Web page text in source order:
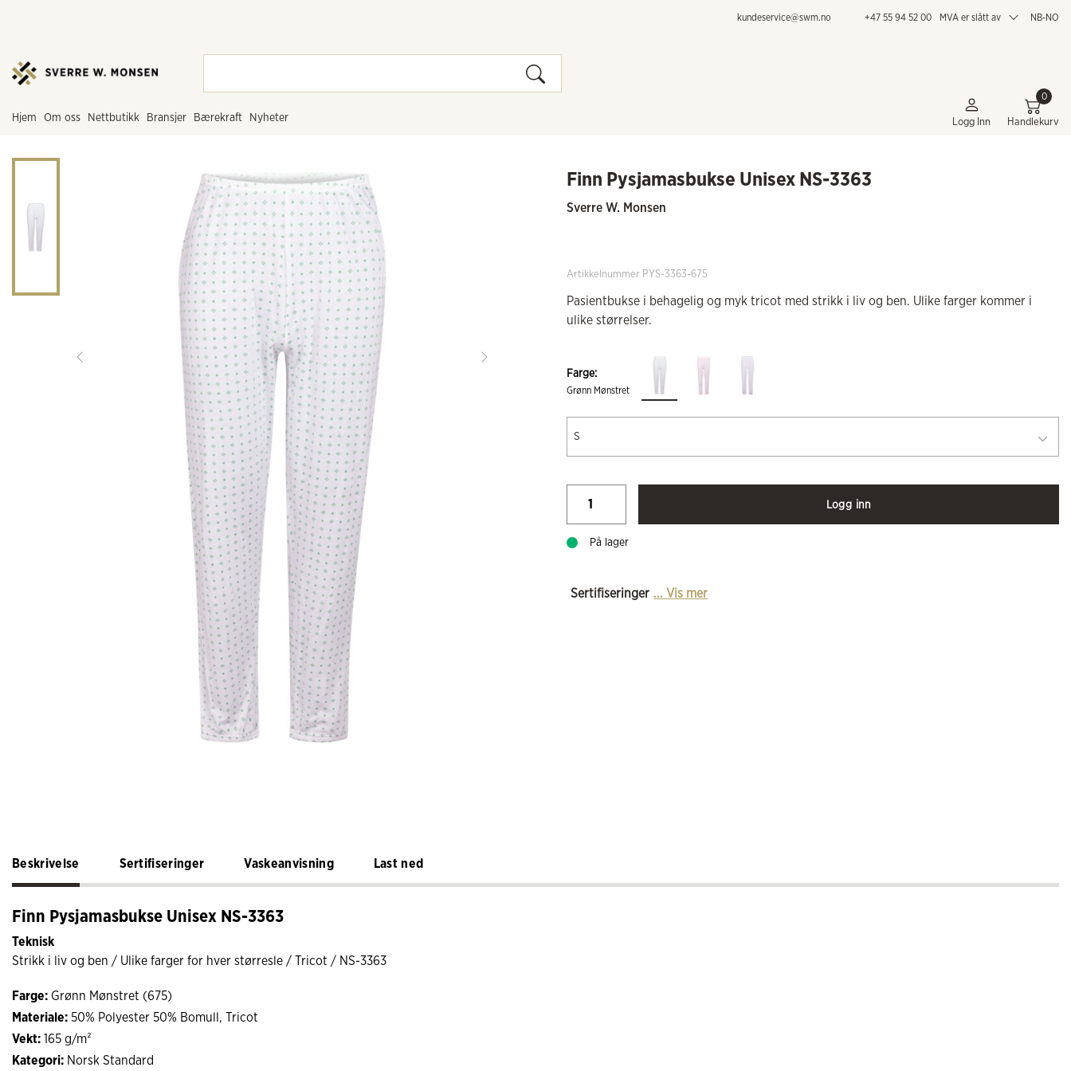
kundeservice@swm.no +47 55 94 52 00 MVA er slått av NB-NO
hjem om oss nettbutikk bransjer bærekraft nyheter Logg Inn
0
Handlekurv
Finn Pysjamasbukse Unisex NS-3363
Sverre W. Monsen
Artikkelnummer PYS-3363-675
Pasientbukse i behagelig og myk tricot med strikk i liv og ben. Ulike farger kommer i
ulike størrelser.
Farge:
Grønn Mønstret
S
Logg inn
På lager
Sertifiseringer ... Vis mer
Beskrivelse Sertifiseringer Vaskeanvisning Last ned
Finn Pysjamasbukse Unisex NS-3363
Teknisk
Strikk i liv og ben / Ulike farger for hver størresle / Tricot / NS-3363
Farge: Grønn Mønstret (675)
Materiale: 50% Polyester 50% Bomull, Tricot
Vekt: 165 g/m²
Kategori: Norsk Standard